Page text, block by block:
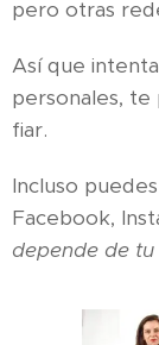
pero otras
Así que
personales, te
fiar.
Incluso
Facebook,
depende de tu